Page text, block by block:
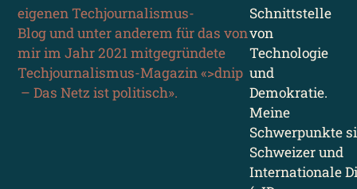
eigenen Techjournalismus-
Blog und unter anderem für das von
mir im Jahr 2021 mitgegründete
Techjournalismus-Magazin «>dnip
– Das Netz ist politisch».
Schnittstelle
von
Technologie
und
Demokratie.
Meine
Schwerpunkte
Schweizer und
Internationale